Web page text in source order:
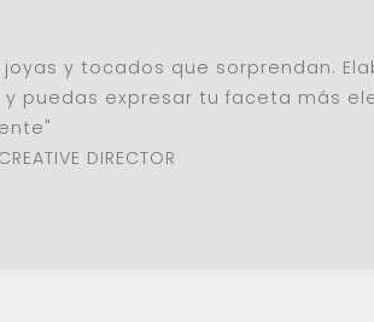
y tocados que sorprendan.
puedas expresar tu faceta más
DIRECTOR